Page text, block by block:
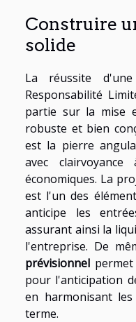
Construire
solide
La réussite
Responsabilité
partie sur la mise
robuste et bien
est la pierre
avec
économiques. La
est l'un des
anticipe les
assurant ainsi la
l'entreprise. De
prévisionnel
pour l'anticipation
en harmonisant
terme.